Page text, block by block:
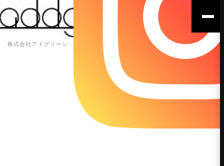
株式会社アドグリーン